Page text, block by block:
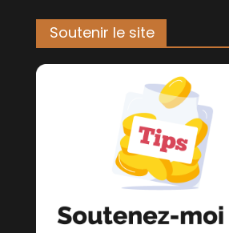
Soutenir le site